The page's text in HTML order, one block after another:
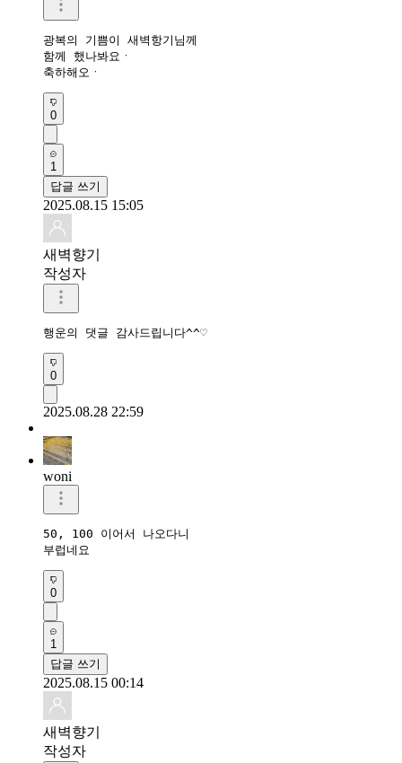
광복의 기쁨이 새벽항기님께
함께 했나봐요ㆍ
축하해오ㆍ
0
1
답글 쓰기
2025.08.15 15:05
새벽향기
작성자
행운의 댓글 감사드립니다^^♡
0
2025.08.28 22:59
woni
50, 100 이어서 나오다니
부럽네요
0
1
답글 쓰기
2025.08.15 00:14
새벽향기
작성자